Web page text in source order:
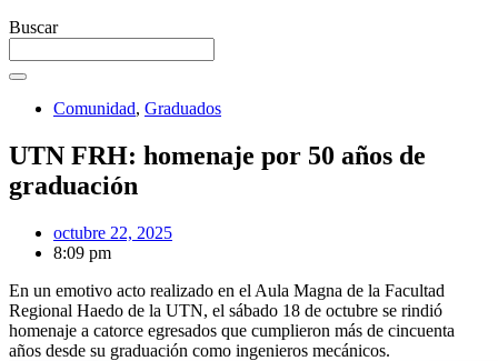
Buscar
Comunidad, Graduados
UTN FRH: homenaje por 50 años de
graduación
octubre 22, 2025
8:09 pm
En un emotivo acto realizado en el Aula Magna de la Facultad
Regional Haedo de la UTN, el sábado 18 de octubre se rindió
homenaje a catorce egresados que cumplieron más de cincuenta
años desde su graduación como ingenieros mecánicos.